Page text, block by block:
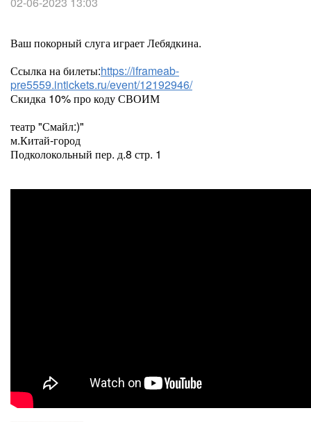
Ваш покорный слуга играет Лебядкина.
Ссылка на билеты:https://iframeab-
pre5559.intickets.ru/event/12192946/
Скидка 10% про коду СВОИМ
театр "Смайл:)"
м.Китай-город
Подколокольный пер. д.8 стр. 1